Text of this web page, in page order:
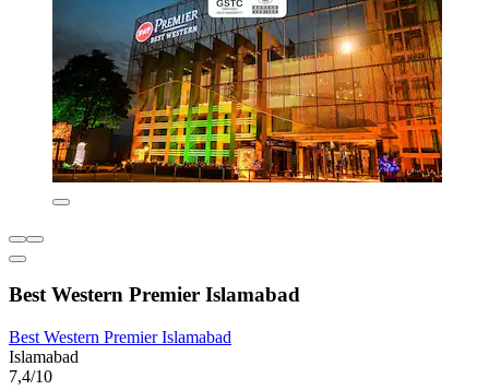
Best Western Premier Islamabad
Best Western Premier Islamabad
Islamabad
7,4/10